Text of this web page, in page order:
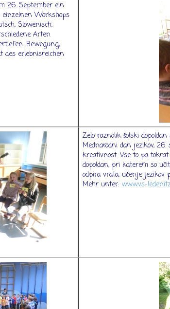
26. September ein
Workshops
Slowenisch,
Arten
Bewegung,
des erlebnisreichen
Zelo raznolik šolski
Mednarodni dan jezikov,
kreativnost. Vse to pa
dopoldan, pri katerem so
odpira vrata, učenje jezikov
Mehr unter: www.vs-